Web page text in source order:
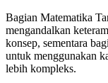
Bagian Matematika
mengandalkan
konsep, sementara
untuk menggunakan
lebih kompleks.